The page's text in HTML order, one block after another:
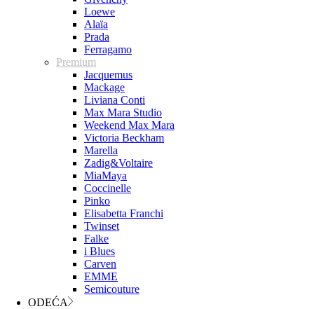
Loewe
Alaïa
Prada
Ferragamo
Premium
Jacquemus
Mackage
Liviana Conti
Max Mara Studio
Weekend Max Mara
Victoria Beckham
Marella
Zadig&Voltaire
MiaMaya
Coccinelle
Pinko
Elisabetta Franchi
Twinset
Falke
i Blues
Carven
EMME
Semicouture
ODEĆA